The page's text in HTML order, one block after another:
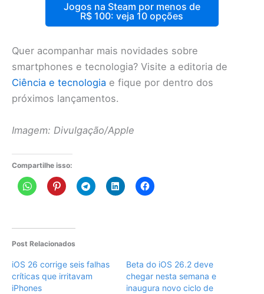
Jogos na Steam por menos de
R$ 100: veja 10 opções
Quer acompanhar mais novidades sobre
smartphones e tecnologia? Visite a editoria de
Ciência e tecnologia e fique por dentro dos
próximos lançamentos.
Imagem: Divulgação/Apple
Compartilhe isso:
Post Relacionados
iOS 26 corrige seis falhas
críticas que irritavam
iPhones
Beta do iOS 26.2 deve
chegar nesta semana e
inaugura novo ciclo de